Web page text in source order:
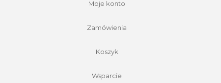
Moje konto
Zamówienia
Koszyk
Wsparcie